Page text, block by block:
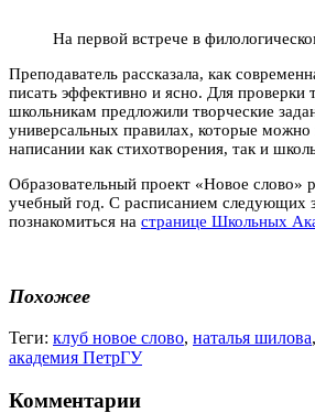
На первой встрече в
Преподаватель рассказала, как
писать эффективно и ясно. Для проверки
школьникам предложили творческие
универсальных правилах, которые можно
написании как стихотворения, так и
Образовательный проект «Новое слово»
учебный год. С расписанием следующих
познакомиться на странице Школьных
Похожее
Теги: клуб новое слово, наталья шилова,
академия ПетрГУ
Комментарии